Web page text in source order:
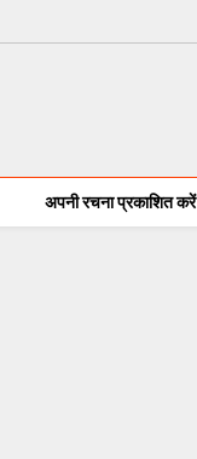
अपनी रचना प्रकाशित करें